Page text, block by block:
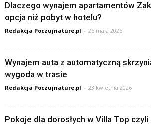
Dlaczego wynajem apartamentów
opcja niż pobyt w hotelu?
Redakcja Poczujnature.pl - 26 maja 2026
Wynajem auta z automatyczną
wygoda w trasie
Redakcja Poczujnature.pl - 23 kwietnia 2026
Pokoje dla dorosłych w Villa Top